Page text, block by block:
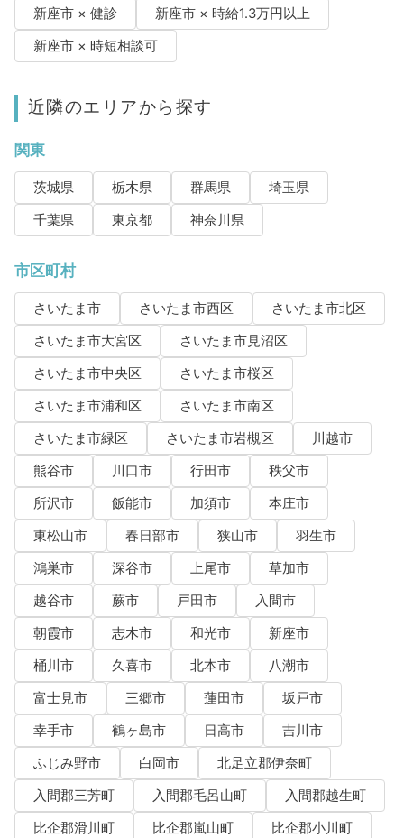
新座市 × 健診
新座市 × 時給1.3万円以上
新座市 × 時短相談可
近隣のエリアから探す
関東
茨城県 栃木県 群馬県
埼玉県
千葉県
東京都 神奈川県
市区町村
さいたま市 さいたま市西区
さいたま市北区
さいたま市大宮区
さいたま市見沼区
さいたま市中央区
さいたま市桜区
さいたま市浦和区
さいたま市南区
さいたま市緑区
さいたま市岩槻区
川越市
熊谷市
川口市 行田市
秩父市
所沢市
飯能市 加須市
本庄市
東松山市
春日部市 狭山市
羽生市
鴻巣市
深谷市 上尾市
草加市
越谷市
蕨市 戸田市
入間市
朝霞市
志木市 和光市
新座市
桶川市
久喜市 北本市
八潮市
富士見市
三郷市 蓮田市
坂戸市
幸手市
鶴ヶ島市 日高市
吉川市
ふじみ野市
白岡市
北足立郡伊奈町
入間郡三芳町
入間郡毛呂山町
入間郡越生町
比企郡滑川町
比企郡嵐山町
比企郡小川町